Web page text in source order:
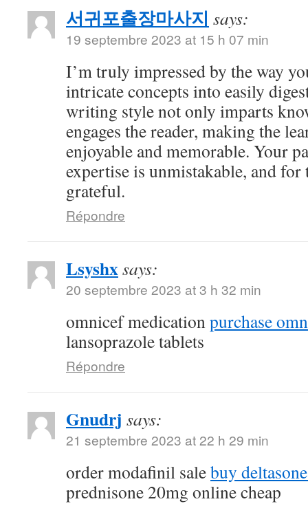
서귀포출장마사지 says:
19 septembre 2023 at 15 h 07 min
I’m truly impressed by the way
intricate concepts into easily
writing style not only imparts
engages the reader, making the
enjoyable and memorable. Your
expertise is unmistakable, and for
grateful.
Répondre
Lsyshxsays:
20 septembre 2023 at 3 h 32 min
omnicef medicationpurchase
lansoprazole tablets
Répondre
Gnudrj says:
21 septembre 2023 at 22 h 29 min
order modafinil salebuy
prednisone 20mg online cheap